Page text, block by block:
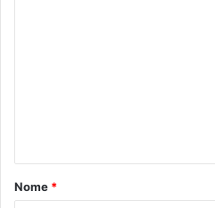
rNome *